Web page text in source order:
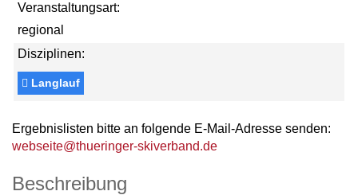
Veranstaltungsart:
regional
Disziplinen:
Langlauf
Ergebnislisten bitte an folgende E-Mail-Adresse senden:
webseite@thueringer-skiverband.de
Beschreibung